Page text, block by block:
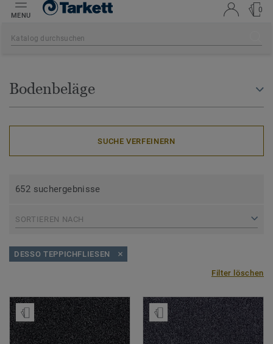
MENU
0
Bodenbeläge
SUCHE VERFEINERN
652 suchergebnisse
SORTIEREN NACH
DESSO TEPPICHFLIESEN
Filter löschen
Muster bestellen Muster bestellen